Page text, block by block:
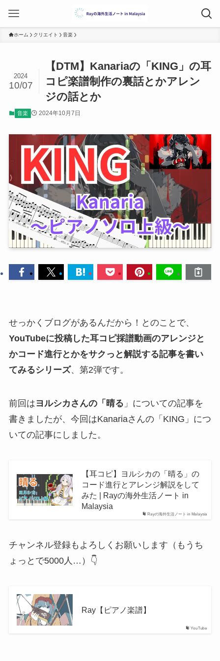
ホーム クリエイト 音楽
【DTM】Kanariaの「KING」の耳
コピ楽譜制作の裏話とかアレン
ジの話とか
2024
10/07
音楽 2024年10月7日
せっかくブログがあるんだから！とのことで、
YouTubeに投稿した耳コピ採譜動画のアレンジと
かコード進行とかをサクっと解説する記事を書い
てみるシリーズ、第2弾です。
前回はヨルシカさんの「晴る 」についての記事を
書きましたが、今回はKanariaさんの「KING」につ
いての記事にしました。
Rayの海外生活ノート in Malaysia
【耳コピ】ヨルシカの「晴る」の
コード進行とアレンジ解説をして
みた | Rayの海外生活ノート in
Malaysia
チャンネル登録もよろしくお願いします（もうち
ょっとで5000人…）👇
YouTube
Ray【ピアノ楽譜】